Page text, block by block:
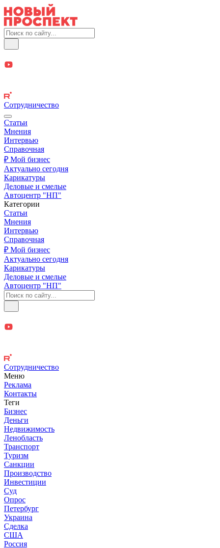
Сотрудничество
Статьи
Мнения
Интервью
Справочная
₽ Мой бизнес
Актуально сегодня
Карикатуры
Деловые и смелые
Автоцентр "НП"
Категории
Статьи
Мнения
Интервью
Справочная
₽ Мой бизнес
Актуально сегодня
Карикатуры
Деловые и смелые
Автоцентр "НП"
Сотрудничество
Меню
Реклама
Контакты
Теги
Бизнес
Деньги
Недвижимость
Ленобласть
Транспорт
Туризм
Санкции
Производство
Инвестиции
Суд
Опрос
Петербург
Украина
Сделка
США
Россия